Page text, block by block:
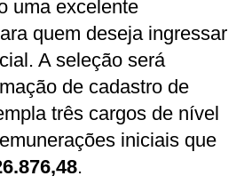
uma excelente
quem deseja ingressar
A seleção será
de cadastro de
três cargos de nível
iniciais que
.